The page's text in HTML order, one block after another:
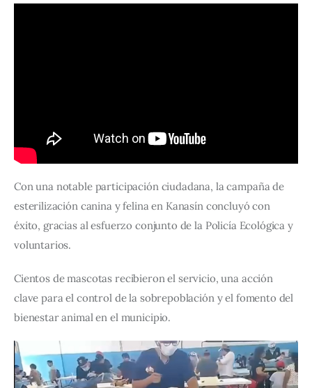
Con una notable participación ciudadana, la campaña de
esterilización canina y felina en Kanasín concluyó con
éxito, gracias al esfuerzo conjunto de la Policía Ecológica y
voluntarios.
Cientos de mascotas recibieron el servicio, una acción
clave para el control de la sobrepoblación y el fomento del
bienestar animal en el municipio.